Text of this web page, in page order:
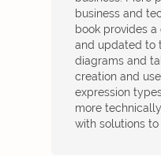
business and
book provides
and updated to
diagrams and
creation and
expression
more
with solutions